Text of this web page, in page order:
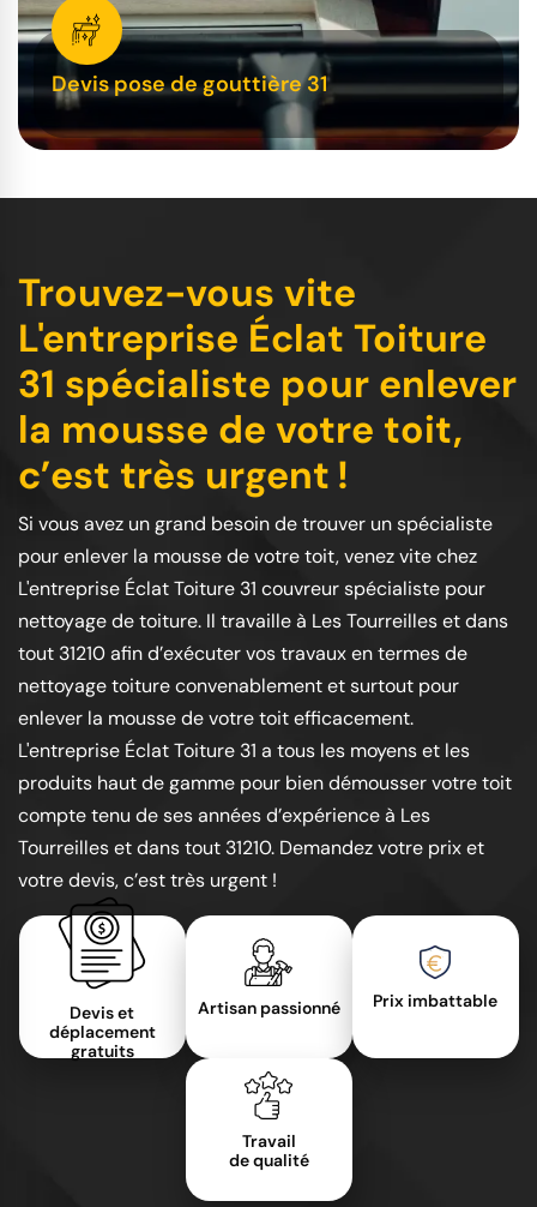
Devis pose de gouttière 31
Trouvez-vous vite
L'entreprise Éclat Toiture
31 spécialiste pour enlever
la mousse de votre toit,
c’est très urgent !
Si vous avez un grand besoin de trouver un spécialiste
pour enlever la mousse de votre toit, venez vite chez
L'entreprise Éclat Toiture 31 couvreur spécialiste pour
nettoyage de toiture. Il travaille à Les Tourreilles et dans
tout 31210 afin d’exécuter vos travaux en termes de
nettoyage toiture convenablement et surtout pour
enlever la mousse de votre toit efficacement.
L'entreprise Éclat Toiture 31 a tous les moyens et les
produits haut de gamme pour bien démousser votre toit
compte tenu de ses années d’expérience à Les
Tourreilles et dans tout 31210. Demandez votre prix et
votre devis, c’est très urgent !
Devis et
déplacement
gratuits
Artisan passionné Prix imbattable
Travail
de qualité